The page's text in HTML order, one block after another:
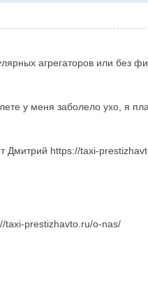
агрегаторов или без
у меня заболело ухо, я
Дмитрий https://taxi-
prestizhavto.ru/o-nas/